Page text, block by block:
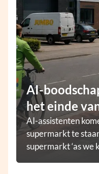
AI-
het einde
AI-assistenten
supermarkt te
supermarkt ‘as we